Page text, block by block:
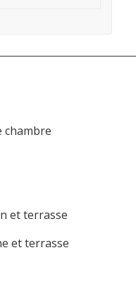
chambre
et terrasse
et terrasse